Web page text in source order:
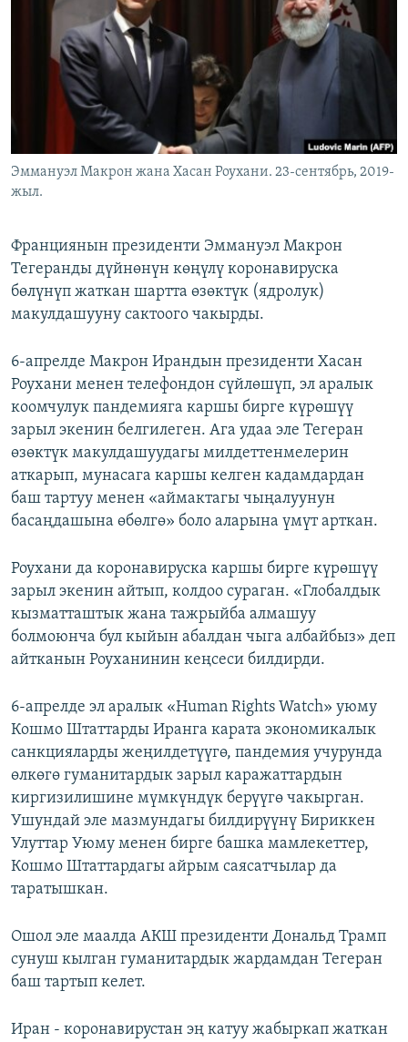
ЭЖЕ-СИҢДИЛЕР
АЗАТТЫК+
ЫҢГАЙСЫЗ СУРООЛОР
ОНЛАЙН ШЕРИНЕ
ЭЕ/АРнун бардык сайттары
Эммануэл Макрон жана Хасан Роухани. 23-сентябрь, 2019-
жыл.
Франциянын президенти Эммануэл Макрон
Тегеранды дүйнөнүн көңүлү коронавируска
бөлүнүп жаткан шартта өзөктүк (ядролук)
макулдашууну сактоого чакырды.
6-апрелде Макрон Ирандын президенти Хасан
Роухани менен телефондон сүйлөшүп, эл аралык
коомчулук пандемияга каршы бирге күрөшүү
зарыл экенин белгилеген. Ага удаа эле Тегеран
өзөктүк макулдашуудагы милдеттенмелерин
аткарып, мунасага каршы келген кадамдардан
баш тартуу менен «аймактагы чыңалуунун
басаңдашына өбөлгө» боло аларына үмүт арткан.
Роухани да коронавируска каршы бирге күрөшүү
зарыл экенин айтып, колдоо сураган. «Глобалдык
кызматташтык жана тажрыйба алмашуу
болмоюнча бул кыйын абалдан чыга албайбыз» деп
айтканын Роуханинин кеңсеси билдирди.
6-апрелде эл аралык «Human Rights Watch» уюму
Кошмо Штаттарды Иранга карата экономикалык
санкцияларды жеңилдетүүгө, пандемия учурунда
өлкөгө гуманитардык зарыл каражаттардын
киргизилишине мүмкүндүк берүүгө чакырган.
Ушундай эле мазмундагы билдирүүнү Бириккен
Улуттар Уюму менен бирге башка мамлекеттер,
Кошмо Штаттардагы айрым саясатчылар да
таратышкан.
Ошол эле маалда АКШ президенти Дональд Трамп
сунуш кылган гуманитардык жардамдан Тегеран
баш тартып келет.
Иран - коронавирустан эң катуу жабыркап жаткан